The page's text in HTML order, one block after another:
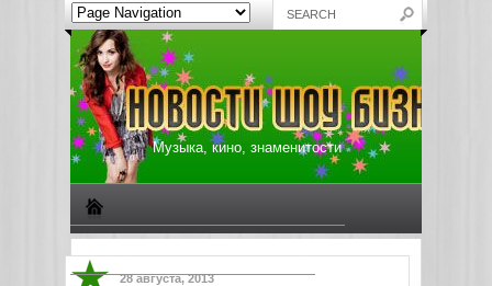
Музыка, кино, знаменитости
28 августа, 2013